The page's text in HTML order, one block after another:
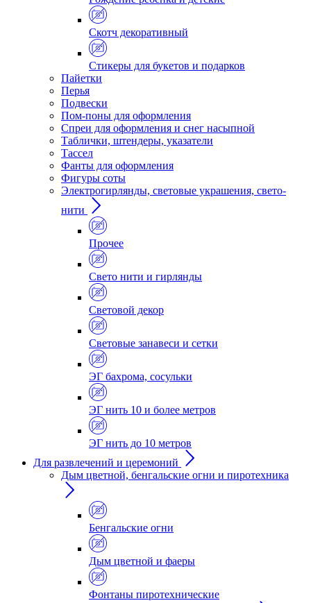
Скотч декоративный
Стикеры для букетов и подарков
Пайетки
Перья
Подвески
Пом-поны для оформления
Спреи для оформления и снег насыпной
Таблички, штендеры, указатели
Тассел
Фанты для оформления
Фигуры соты
Электрогирлянды, световые украшения, свето-
нити
Прочее
Свето нити и гирлянды
Световой декор
Световые занавеси и сетки
ЭГ бахрома, сосульки
ЭГ нить 10 и более метров
ЭГ нить до 10 метров
Для развлечений и церемоний
Дым цветной, бенгальские огни и пиротехника
Бенгальские огни
Дым цветной и фаеры
Фонтаны пиротехнические